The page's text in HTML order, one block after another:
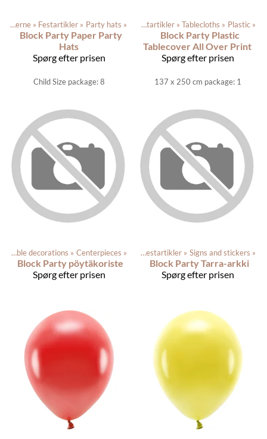
Produkterne ‪» Festartikler ‪» Party hats ‪»
Block Party Paper Party
Hats
Spørg efter prisen
Child Size package: 8
Produkterne Festartikler ‪» Tablecloths ‪» Plastic ‪»
Block Party Plastic
Tablecover All Over Print
Spørg efter prisen
137 x 250 cm package: 1
Table decorations ‪» Centerpieces ‪»
Block Party pöytäkoriste
Spørg efter prisen
Produkterne Festartikler ‪» Signs and stickers ‪»
Block Party Tarra-arkki
Spørg efter prisen